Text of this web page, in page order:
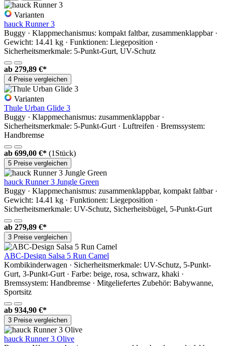
Varianten
hauck Runner 3
Buggy · Klappmechanismus: kompakt faltbar, zusammenklappbar ·
Gewicht: 14.41 kg · Funktionen: Liegeposition ·
Sicherheitsmerkmale: 5-Punkt-Gurt, UV-Schutz
ab 279,89 €*
4 Preise vergleichen
Varianten
Thule Urban Glide 3
Buggy · Klappmechanismus: zusammenklappbar ·
Sicherheitsmerkmale: 5-Punkt-Gurt · Luftreifen · Bremssystem:
Handbremse
ab 699,00 €* (1Stück)
5 Preise vergleichen
hauck Runner 3 Jungle Green
Buggy · Klappmechanismus: zusammenklappbar, kompakt faltbar ·
Gewicht: 14.41 kg · Funktionen: Liegeposition ·
Sicherheitsmerkmale: UV-Schutz, Sicherheitsbügel, 5-Punkt-Gurt
ab 279,89 €*
3 Preise vergleichen
ABC-Design Salsa 5 Run Camel
Kombikinderwagen · Sicherheitsmerkmale: UV-Schutz, 5-Punkt-
Gurt, 3-Punkt-Gurt · Farbe: beige, rosa, schwarz, khaki ·
Bremssystem: Handbremse · Mitgeliefertes Zubehör: Babywanne,
Sportsitz
ab 934,90 €*
3 Preise vergleichen
hauck Runner 3 Olive